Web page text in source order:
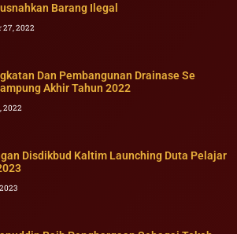
Barang Ilegal
27, 2022
Dan Pembangunan Drainase Se
Akhir Tahun 2022
2022
Disdikbud Kaltim Launching Duta Pelajar